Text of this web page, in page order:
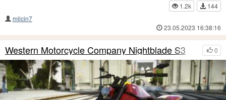
1.2k
144
milcin7
23.05.2023 16:38:16
0
Western Motorcycle Company Nightblade S3